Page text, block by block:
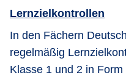
Lernzielkontrollen
In den Fächern
regelmäßig
Klasse 1 und 2 in